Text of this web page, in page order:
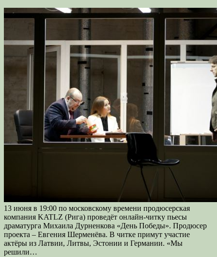
13 июня в 19:00 по московскому времени продюсерская
компания KATLZ (Рига) проведёт онлайн-читку пьесы
драматурга Михаила Дурненкова «День Победы». Продюсер
проекта – Евгения Шерменёва. В читке примут участие
актёры из Латвии, Литвы, Эстонии и Германии. «Мы
решили…